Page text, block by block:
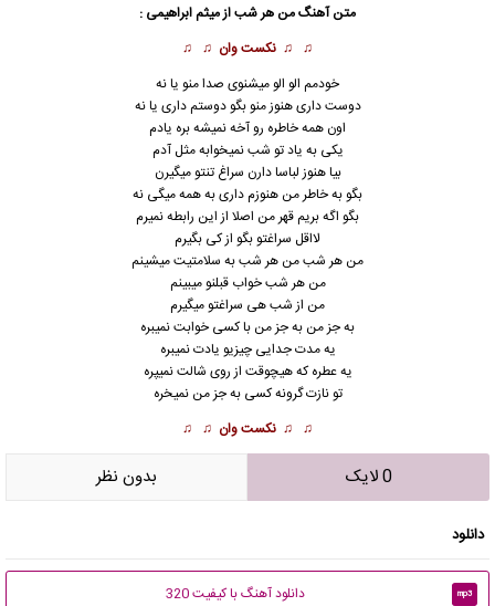
متن آهنگ من هر شب ازمیثم ابراهیمی :
♫ ♫ نکست وان ♫ ♫
خودمم الو الو میشنوی صدا منو یا نه
دوست داری هنوز منو بگو دوستم داری یا نه
اون همه خاطره رو آخه نمیشه بره یادم
یکی به یاد تو شب نمیخوابه مثل آدم
بیا هنوز لباسا دارن سراغ تنتو میگیرن
بگو به خاطر من هنوزم داری به همه میگی نه
بگو اگه بریم قهر من اصلا از این رابطه نمیرم
لااقل سراغتو بگو از کی بگیرم
من هر شب من هر شب به سلامتیت میشینم
من هر شب خواب قبلنو میبینم
من از شب هی سراغتو میگیرم
به جز من به جز من با کسی خوابت نمیبره
یه مدت جدایی چیزیو یادت نمیبره
یه عطره که هیچوقت از روی شالت نمیپره
تو نازت گرونه کسی به جز من نمیخره
♫ ♫ نکست وان ♫ ♫
0 لایک بدون نظر
دانلود
mp3 دانلود آهنگ با کیفیت 320